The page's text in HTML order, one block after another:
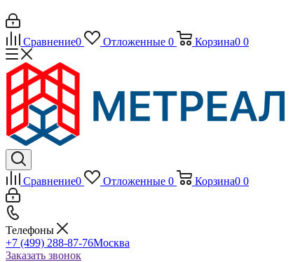
Сравнение0 Отложенные 0 Корзина0 0
Сравнение0 Отложенные 0 Корзина0 0
Телефоны
+7 (499) 288-87-76Москва
Заказать звонок